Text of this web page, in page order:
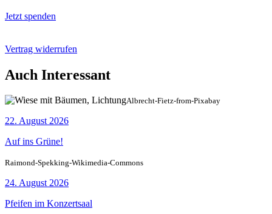
Jetzt spenden
Vertrag widerrufen
Auch Interessant
Albrecht-Fietz-from-Pixabay
22. August 2026
Auf ins Grüne!
Raimond-Spekking-Wikimedia-Commons
24. August 2026
Pfeifen im Konzertsaal